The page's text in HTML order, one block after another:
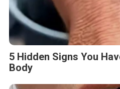
5 Hidden Signs You
Body